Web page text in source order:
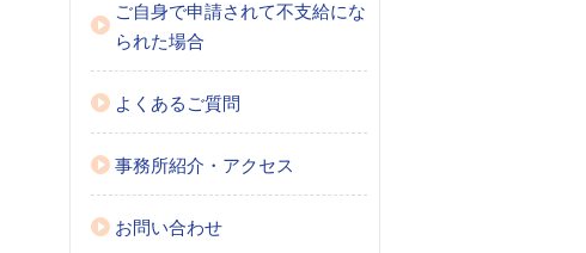
ご自身で申請されて不支給にな
られた場合
よくあるご質問
事務所紹介・アクセス
お問い合わせ